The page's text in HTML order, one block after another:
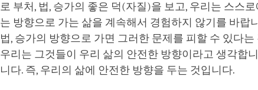
로 부처, 법, 승가의 좋은 덕(자질)을 보고, 우리는 스스
는 방향으로 가는 삶을 계속해서 경험하지 않기를 바랍
법, 승가의 방향으로 가면 그러한 문제를 피할 수 있다는
우리는 그것들이 우리 삶의 안전한 방향이라고 생각합
니다. 즉, 우리의 삶에 안전한 방향을 두는 것입니다.